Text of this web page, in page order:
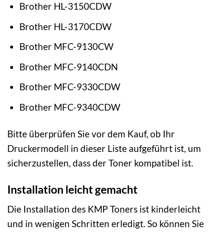
Brother HL-3150CDW
Brother HL-3170CDW
Brother MFC-9130CW
Brother MFC-9140CDN
Brother MFC-9330CDW
Brother MFC-9340CDW
Bitte überprüfen Sie vor dem Kauf, ob Ihr
Druckermodell in dieser Liste aufgeführt ist, um
sicherzustellen, dass der Toner kompatibel ist.
Installation leicht gemacht
Die Installation des KMP Toners ist kinderleicht
und in wenigen Schritten erledigt. So können Sie